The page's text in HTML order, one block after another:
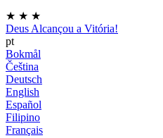
★ ★ ★
Deus Alcançou a Vitória!
pt
Bokmål
Čeština
Deutsch
English
Español
Filipino
Français